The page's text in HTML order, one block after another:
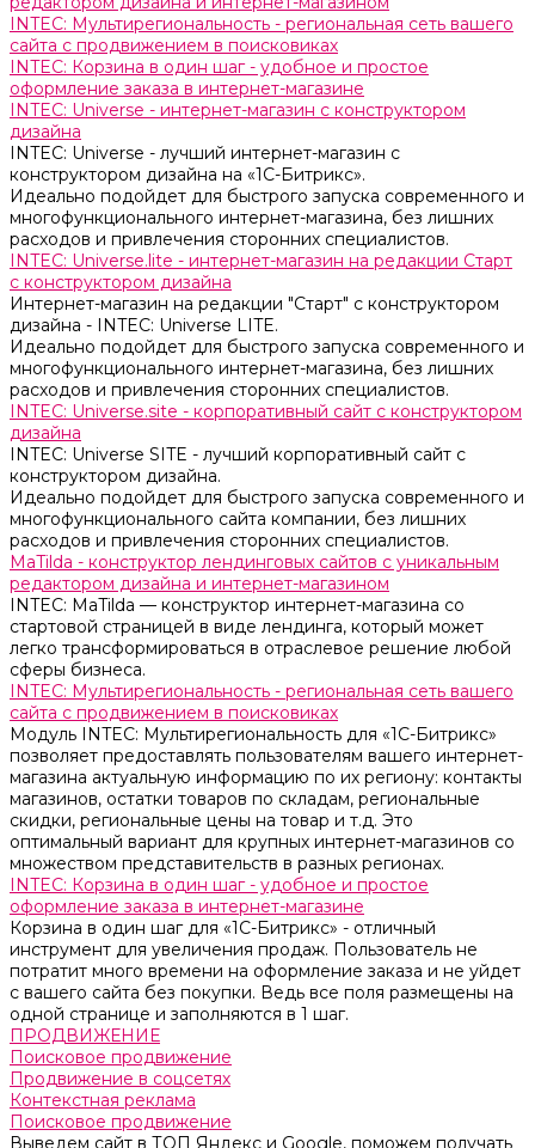
INTEC: Мультирегиональность - региональная сеть вашего
сайта с продвижением в поисковиках
INTEC: Корзина в один шаг - удобное и простое
оформление заказа в интернет-магазине
INTEC: Universe - интернет-магазин с конструктором
дизайна
INTEC: Universe - лучший интернет-магазин с
конструктором дизайна на «1C-Битрикс».
Идеально подойдет для быстрого запуска современного и
многофункционального интернет-магазина, без лишних
расходов и привлечения сторонних специалистов.
INTEC: Universe.lite - интернет-магазин на редакции Старт
с конструктором дизайна
Интернет-магазин на редакции "Старт" с конструктором
дизайна - INTEC: Universe LITE.
Идеально подойдет для быстрого запуска современного и
многофункционального интернет-магазина, без лишних
расходов и привлечения сторонних специалистов.
INTEC: Universe.site - корпоративный сайт с конструктором
дизайна
INTEC: Universe SITE - лучший корпоративный сайт с
конструктором дизайна.
Идеально подойдет для быстрого запуска современного и
многофункционального сайта компании, без лишних
расходов и привлечения сторонних специалистов.
MaTilda - конструктор лендинговых сайтов с уникальным
редактором дизайна и интернет-магазином
INTEC: MaTilda — конструктор интернет-магазина со
стартовой страницей в виде лендинга, который может
легко трансформироваться в отраслевое решение любой
сферы бизнеса.
INTEC: Мультирегиональность - региональная сеть вашего
сайта с продвижением в поисковиках
Модуль INTEC: Мультирегиональность для «1С-Битрикс»
позволяет предоставлять пользователям вашего интернет-
магазина актуальную информацию по их региону: контакты
магазинов, остатки товаров по складам, региональные
скидки, региональные цены на товар и т.д. Это
оптимальный вариант для крупных интернет-магазинов со
множеством представительств в разных регионах.
INTEC: Корзина в один шаг - удобное и простое
оформление заказа в интернет-магазине
Корзина в один шаг для «1С-Битрикс» - отличный
инструмент для увеличения продаж. Пользователь не
потратит много времени на оформление заказа и не уйдет
с вашего сайта без покупки. Ведь все поля размещены на
одной странице и заполняются в 1 шаг.
ПРОДВИЖЕНИЕ
Поисковое продвижение
Продвижение в соцсетях
Контекстная реклама
Поисковое продвижение
Выведем сайт в ТОП Яндекс и Google, поможем получать